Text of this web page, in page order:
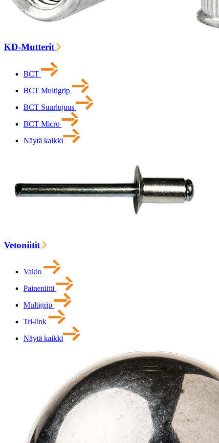
KD-Mutterit
BCT
BCT Multigrip
BCT Suurlujuus
BCT Micro
Näytä kaikki
Vetoniitit
Vakio
Paineniitti
Multigrip
Tri-link
Näytä kaikki